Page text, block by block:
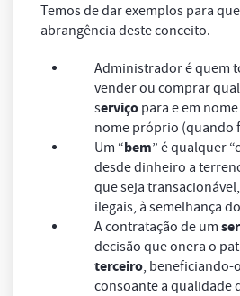
Temos de dar exemplos para
abrangência deste conceito.
Administrador é quem
vender ou comprar
serviço para e em
nome próprio (quando
Um “bem” é qualquer
desde dinheiro a
que seja
ilegais, à semelhança
A contratação de um
decisão que onera o
terceiro, beneficiando-
consoante a qualidade